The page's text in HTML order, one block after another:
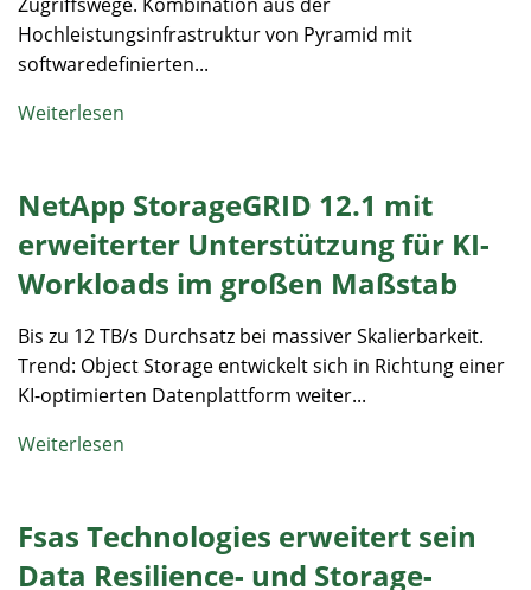
Hochleistungsinfrastruktur von Pyramid mit
softwaredefinierten...
Weiterlesen
NetApp StorageGRID 12.1 mit
erweiterter Unterstützung für KI-
Workloads im großen Maßstab
Bis zu 12 TB/s Durchsatz bei massiver Skalierbarkeit.
Trend: Object Storage entwickelt sich in Richtung einer
KI-optimierten Datenplattform weiter...
Weiterlesen
Fsas Technologies erweitert sein
Data Resilience- und Storage-